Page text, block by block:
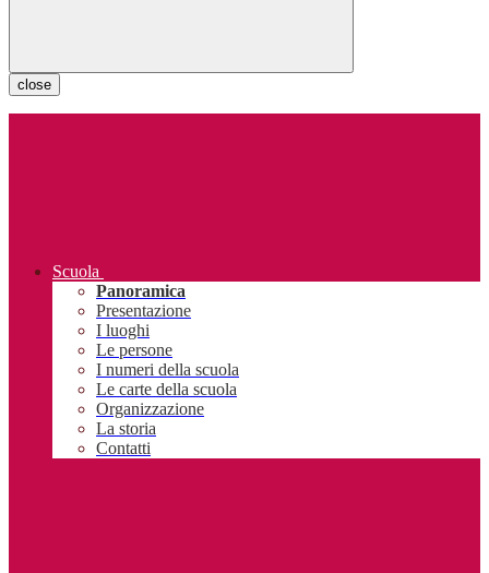
close
Scuola
Panoramica
Presentazione
I luoghi
Le persone
I numeri della scuola
Le carte della scuola
Organizzazione
La storia
Contatti